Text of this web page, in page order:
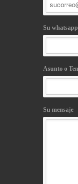
Su
Asunto o
Su mensaje